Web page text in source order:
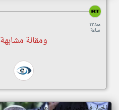
منذ ٢٣
ساعة
ومقالة مشابهة